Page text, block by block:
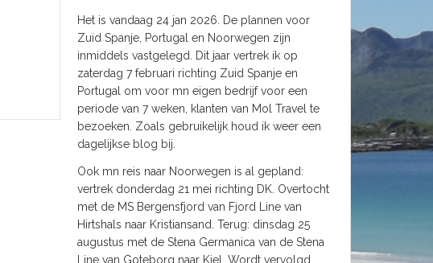
Het is vandaag 24 jan 2026. De plannen voor
Zuid Spanje, Portugal en Noorwegen zijn
inmiddels vastgelegd. Dit jaar vertrek ik op
zaterdag 7 februari richting Zuid Spanje en
Portugal om voor mn eigen bedrijf voor een
periode van 7 weken, klanten van Mol Travel te
bezoeken. Zoals gebruikelijk houd ik weer een
dagelijkse blog bij.
Ook mn reis naar Noorwegen is al gepland:
vertrek donderdag 21 mei richting DK. Overtocht
met de MS Bergensfjord van Fjord Line van
Hirtshals naar Kristiansand. Terug: dinsdag 25
augustus met de Stena Germanica van de Stena
Line van Goteborg naar Kiel. Wordt vervolgd.